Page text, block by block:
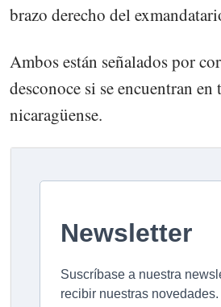
brazo derecho del
Ambos están señalados por
desconoce si se encuentran
nicaragüense.